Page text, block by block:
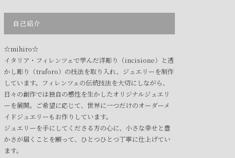
自己紹介
☆mihiro☆
イタリア・フィレンツェで学んだ洋彫り（incisione）と透
かし彫り（traforo）の技法を取り入れ、ジュエリーを制作
しています。フィレンツェの伝統技法を大切にしながら、
日々の創作では独自の感性を生かしたオリジナルジュエリ
ーを展開。ご希望に応じて、世界に一つだけのオーダーメ
イドジュエリーもお作りしています。
ジュエリーを手にしてくださる方の心に、小さな幸せと豊
かさが届くことを願って、ひとつひとつ丁寧に仕上げてい
ます。